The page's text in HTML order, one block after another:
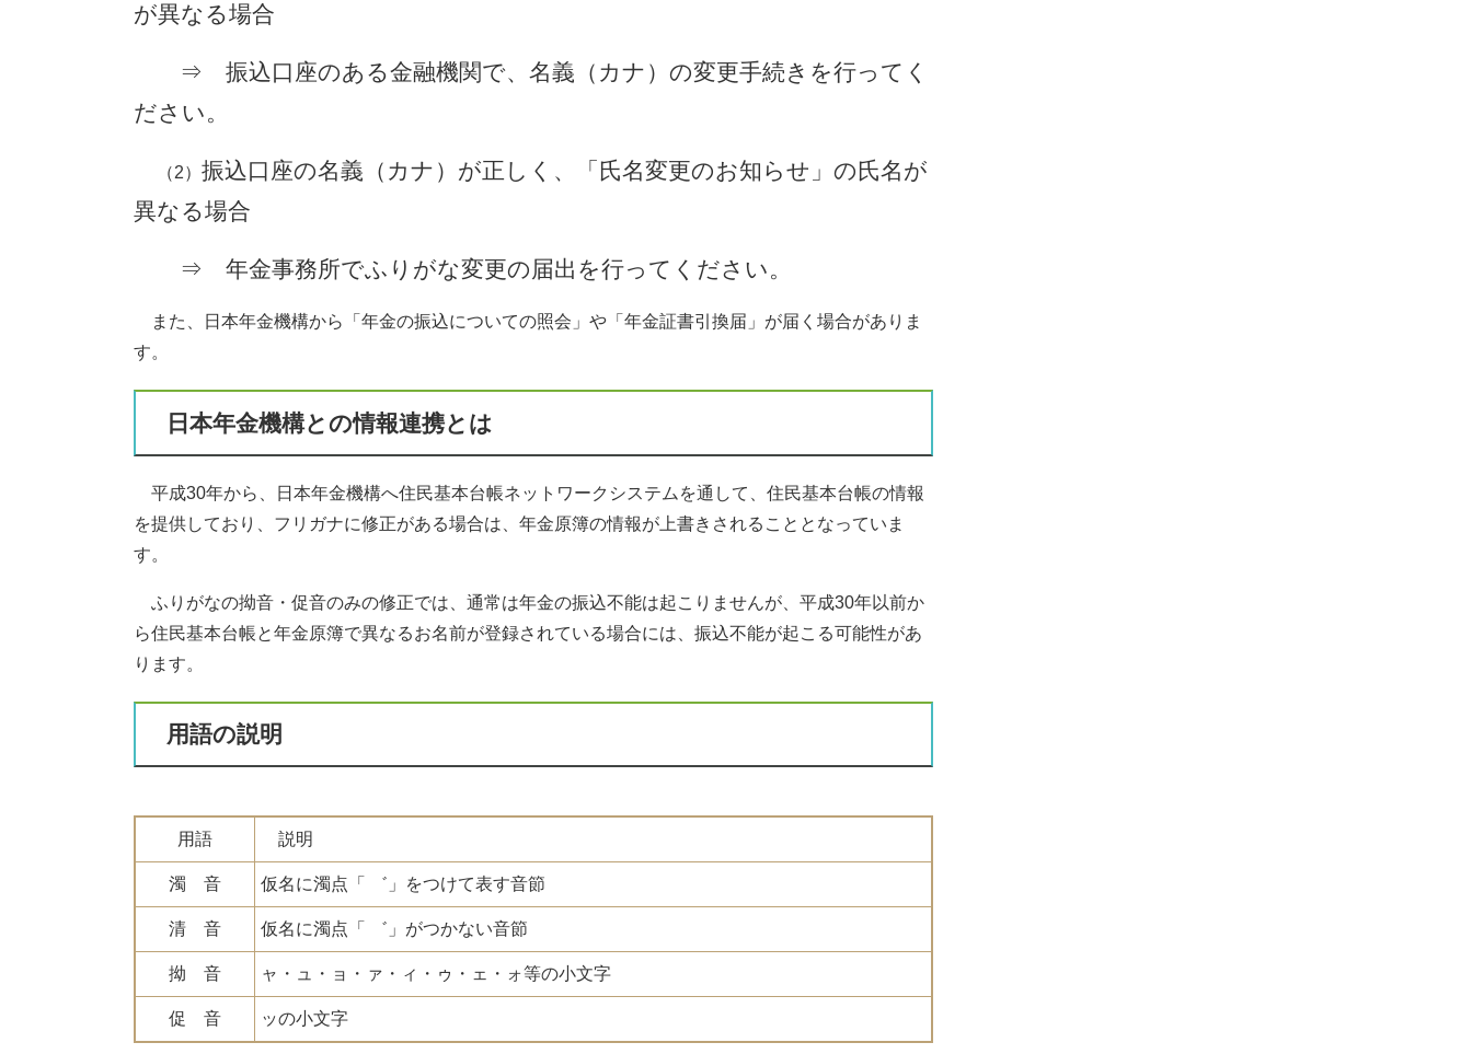
が異なる場合
⇒ 振込口座のある金融機関で、名義（カナ）の変更手続きを行ってく
ださい。
（2） 振込口座の名義（カナ）が正しく、「氏名変更のお知らせ」の氏名が
異なる場合
⇒ 年金事務所でふりがな変更の届出を行ってください。
また、日本年金機構から「年金の振込についての照会」や「年金証書引換届」が届く場合がありま
す。
日本年金機構との情報連携とは
平成30年から、日本年金機構へ住民基本台帳ネットワークシステムを通して、住民基本台帳の情報
を提供しており、フリガナに修正がある場合は、年金原簿の情報が上書きされることとなっていま
す。
ふりがなの拗音・促音のみの修正では、通常は年金の振込不能は起こりませんが、平成30年以前か
ら住民基本台帳と年金原簿で異なるお名前が登録されている場合には、振込不能が起こる可能性があ
ります。
用語の説明
用語 説明
濁 音 仮名に濁点「 ゛」をつけて表す音節
清 音 仮名に濁点「 ゛」がつかない音節
拗 音 ャ・ュ・ョ・ァ・ィ・ゥ・ェ・ォ等の小文字
促 音 ッの小文字